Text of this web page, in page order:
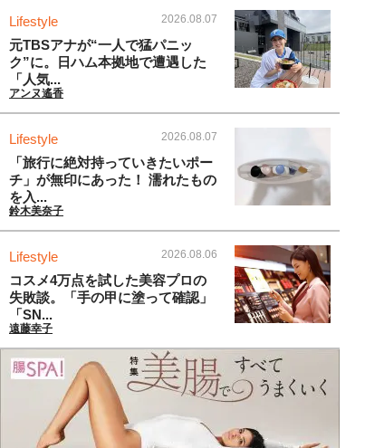
Lifestyle 2026.08.07
元TBSアナが“一人で猛パニッ
ク”に。日ハム本拠地で遭遇した
「人気...
アンヌ遙香
Lifestyle 2026.08.07
「旅行に絶対持っていきたいポー
チ」が無印にあった！ 濡れたもの
を入...
鈴木美奈子
Lifestyle 2026.08.06
コスメ4万点を試した美容プロの
失敗談。「手の甲に塗って確認」
「SN...
遠藤幸子